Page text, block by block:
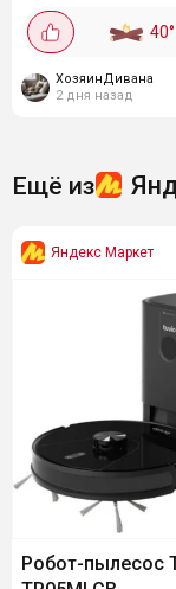
отмывается вообще
минуту. Решётки
чугунные -...
40°
ХозяинДивана
2 дня назад
Ещё из
Яндекс Маркет
Робот-пылесос